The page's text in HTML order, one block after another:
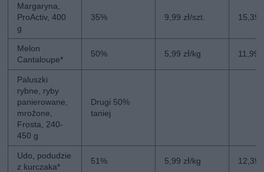
Margaryna,
ProActiv, 400
g
35% 9,99 zł/szt. 15,39
Melon
Cantaloupe*
50% 5,99 zł/kg 11,99
Paluszki
rybne, ryby
panierowane,
mrożone,
Frosta, 240-
450 g
Drugi 50%
taniej
Udo, podudzie
z kurczaka*
51% 5,99 zł/kg 12,39